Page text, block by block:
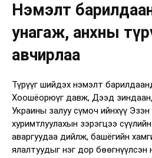
Нэмэлт
унагаж, анхны
авчирлаа
Түрүүг шийдэх нэмэлт
Хоошёорюүг давж, Дээд
Украины залуу сүмоч ийнхүү
хуримтлуулахын зэрэгцээ
аваргуудаа дийлж, башёгийн
ялалтуудыг нэг дор бөөгнүүлсэн